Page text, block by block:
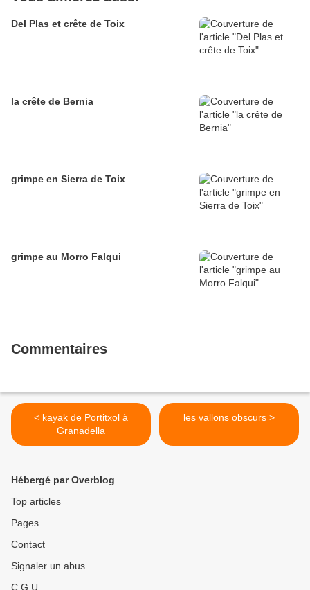
Del Plas et crête de Toix
la crête de Bernia
grimpe en Sierra de Toix
grimpe au Morro Falqui
Commentaires
< kayak de Portitxol à
Granadella
les vallons obscurs >
Hébergé par Overblog
Top articles
Pages
Contact
Signaler un abus
C.G.U.